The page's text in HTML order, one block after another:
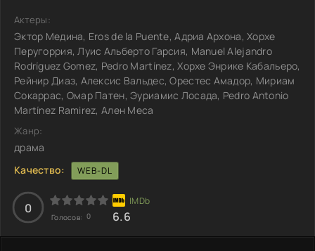
Актеры:
Эктор Медина, Eros de la Puente, Адриа Архона, Хорхе
Перугоррия, Луис Альберто Гарсия, Manuel Alejandro
Rodríguez Gomez, Pedro Martínez, Хорхе Энрике Кабальеро,
Рейнир Диаз, Алексис Вальдес, Орестес Амадор, Мириам
Сокаррас, Омар Патен, Эуриамис Лосада, Pedro Antonio
Martínez Ramirez, Ален Меса
Жанр:
драма
Качество:
WEB-DL
0
Голосов: 0 6.6